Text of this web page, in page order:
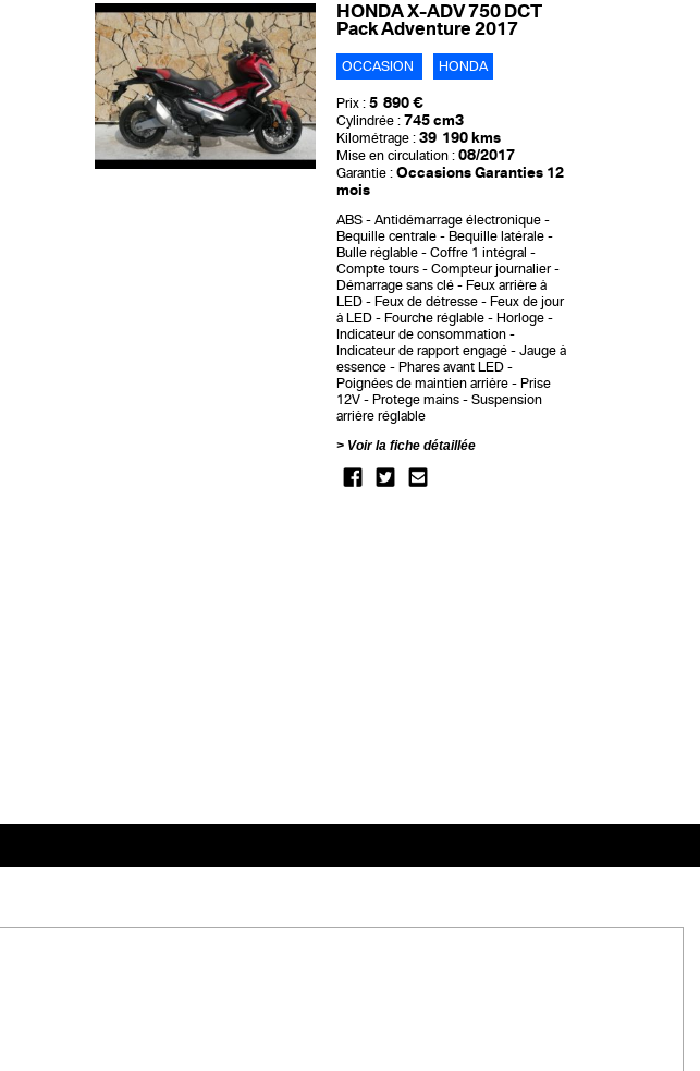
HONDA X-ADV 750 DCT
Pack Adventure 2017
OCCASION HONDA
Prix : 5 890 €
Cylindrée : 745 cm3
Kilométrage : 39 190 kms
Mise en circulation : 08/2017
Garantie : Occasions Garanties 12
mois
ABS
Antidémarrage électronique
Bequille centrale
Bequille latérale
Bulle réglable
Coffre 1 intégral
Compte tours
Compteur journalier
Démarrage sans clé
Feux arrière à
LED
Feux de détresse
Feux de jour
à LED
Fourche réglable
Horloge
Indicateur de consommation
Indicateur de rapport engagé
Jauge à
essence
Phares avant LED
Poignées de maintien arrière
Prise
12V
Protege mains
Suspension
arrière réglable
Voir la fiche détaillée